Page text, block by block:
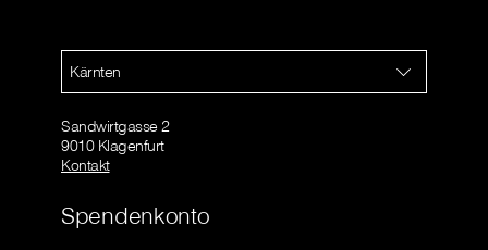
Kärnten
Sandwirtgasse 2
9010 Klagenfurt
Kontakt
Spendenkonto